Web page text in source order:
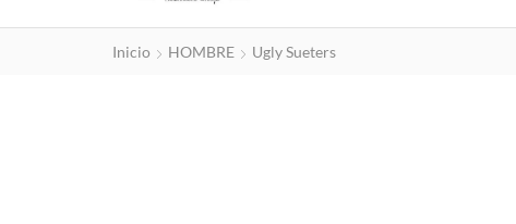
Inicio HOMBRE Ugly Sueters